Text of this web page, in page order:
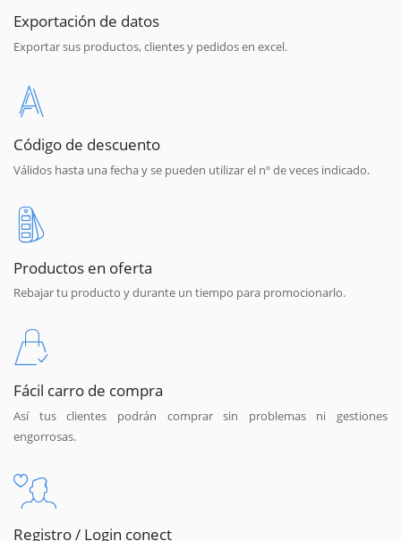
Exportación de datos
Exportar sus productos, clientes y pedidos en excel.
Código de descuento
Válidos hasta una fecha y se pueden utilizar el nº de veces indicado.
Productos en oferta
Rebajar tu producto y durante un tiempo para promocionarlo.
Fácil carro de compra
Así tus clientes podrán comprar sin problemas ni gestiones
engorrosas.
Registro / Login conect